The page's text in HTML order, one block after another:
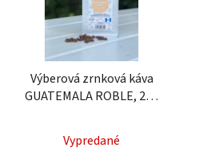
Výberová zrnková káva
GUATEMALA ROBLE, 250
Vypredané